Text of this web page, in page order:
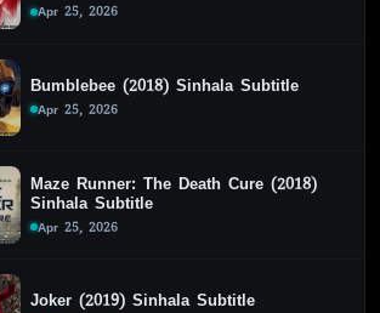
Apr 25, 2026
Bumblebee (2018) Sinhala Subtitle
Apr 25, 2026
Maze Runner: The Death Cure (2018)
Sinhala Subtitle
Apr 25, 2026
Joker (2019) Sinhala Subtitle